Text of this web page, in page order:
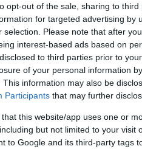
opt-out of the sale, sharing to
for targeted advertising by
selection. Please note that after
interest-based ads based on
to third parties prior to
of your personal information
This information may also be
Participants that may further
that this website/app uses one or
but not limited to your visit
to Google and its third-party tags